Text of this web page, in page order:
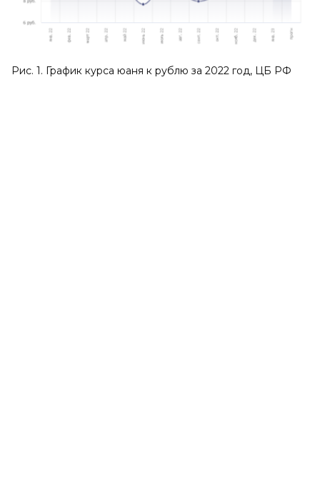
Рис. 1. График курса юаня к рублю за 2022 год, ЦБ РФ